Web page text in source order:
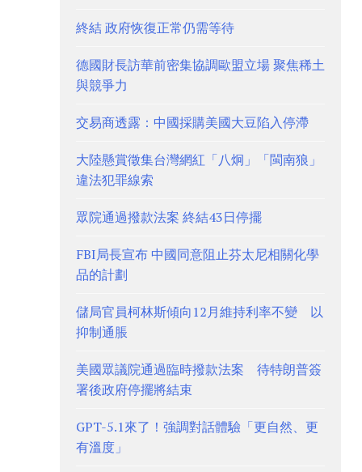
終結 政府恢復正常仍需等待
德國財長訪華前密集協調歐盟立場 聚焦稀土
與競爭力
交易商透露：中國採購美國大豆陷入停滯
大陸懸賞徵集台灣網紅「八炯」「閩南狼」
違法犯罪線索
眾院通過撥款法案 終結43日停擺
FBI局長宣布 中國同意阻止芬太尼相關化學
品的計劃
儲局官員柯林斯傾向12月維持利率不變 以
抑制通脹
美國眾議院通過臨時撥款法案 待特朗普簽
署後政府停擺將結束
GPT-5.1來了！強調對話體驗「更自然、更
有溫度」